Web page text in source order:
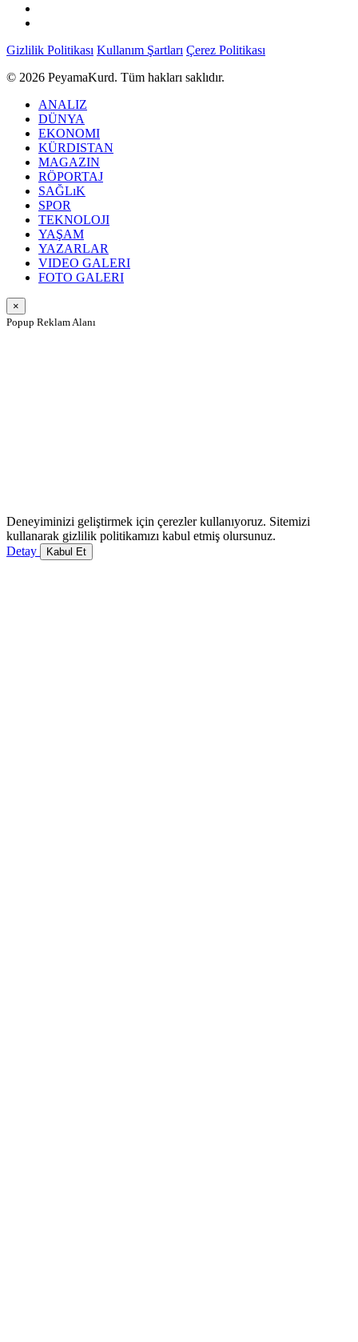
Gizlilik Politikası Kullanım Şartları Çerez Politikası
© 2026 PeyamaKurd. Tüm hakları saklıdır.
ANALIZ
DÜNYA
EKONOMI
KÜRDISTAN
MAGAZIN
RÖPORTAJ
SAĞLıK
SPOR
TEKNOLOJI
YAŞAM
YAZARLAR
VIDEO GALERI
FOTO GALERI
×
Popup Reklam Alanı
Deneyiminizi geliştirmek için çerezler kullanıyoruz. Sitemizi
kullanarak gizlilik politikamızı kabul etmiş olursunuz.
Detay
Kabul Et